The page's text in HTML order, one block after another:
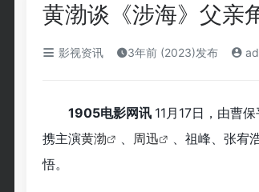
黄渤谈《涉海》父亲
影视资讯 3年前 (2023)发布
1905电影网讯 11月17日，由曹
携主演黄渤 、 周迅
、祖峰、张宥
悟。